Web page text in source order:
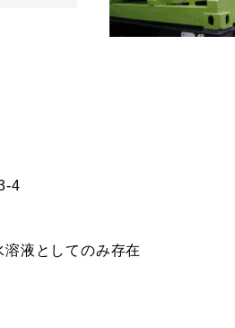
4
液としてのみ存在